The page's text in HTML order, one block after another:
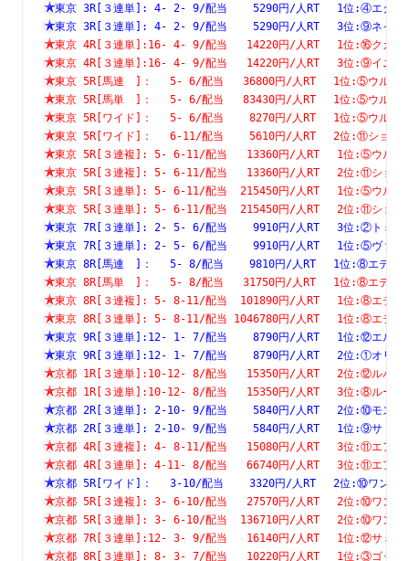
東京 3R[３連単]: 4- 2- 9/配当    5290円/人RT　 1位
東京 3R[３連単]: 4- 2- 9/配当    5290円/人RT　 3位
東京 4R[３連単]:16- 4- 9/配当   14220円/人RT
東京 4R[３連単]:16- 4- 9/配当   14220円/人RT　
東京 5R[馬連　]：　 5- 6/配当   36800円/人RT
東京 5R[馬単　]：　 5- 6/配当   83430円/人RT
東京 5R[ワイド]：　 5- 6/配当    8270円/人RT
東京 5R[ワイド]：　 6-11/配当    5610円/人RT　 2
東京 5R[３連複]: 5- 6-11/配当   13360円/人RT
東京 5R[３連複]: 5- 6-11/配当   13360円/人RT　 2
東京 5R[３連単]: 5- 6-11/配当  215450円/人RT
東京 5R[３連単]: 5- 6-11/配当  215450円/人RT　 2
東京 7R[３連単]: 2- 5- 6/配当    9910円/人RT　
東京 7R[３連単]: 2- 5- 6/配当    9910円/人RT　
東京 8R[馬連　]：　 5- 8/配当    9810円/人RT　
東京 8R[馬単　]：　 5- 8/配当   31750円/人RT　
東京 8R[３連複]: 5- 8-11/配当  101890円/人RT　
東京 8R[３連単]: 5- 8-11/配当 1046780円/人RT　
東京 9R[３連単]:12- 1- 7/配当    8790円/人RT　 1位:⑫エルマ
東京 9R[３連単]:12- 1- 7/配当    8790円/人RT　 2位:①オリバ
京都 1R[３連単]:10-12- 8/配当   15350円/人RT　 2
京都 1R[３連単]:10-12- 8/配当   15350円/人RT　 3
京都 2R[３連単]: 2-10- 9/配当    5840円/人RT　 2
京都 2R[３連単]: 2-10- 9/配当    5840円/人RT　
京都 4R[３連複]: 4- 8-11/配当   15080円/人RT　
京都 4R[３連単]: 4-11- 8/配当   66740円/人RT　
京都 5R[ワイド]：　 3-10/配当    3320円/人RT　 2位
京都 5R[３連複]: 3- 6-10/配当   27570円/人RT　 2位
京都 5R[３連単]: 3- 6-10/配当  136710円/人RT　 2位
京都 7R[３連単]:12- 3- 9/配当   16140円/人RT　
京都 8R[３連単]: 8- 3- 7/配当   10220円/人RT　 1